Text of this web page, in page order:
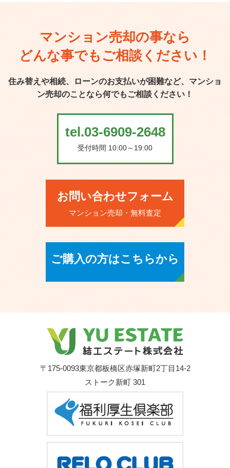
マンション売却の事なら
どんな事でもご相談ください！
住み替えや相続、ローンのお支払いが困難など、マンショ
ン売却のことなら何でもご相談ください！
tel.03-6909-2648
受付時間 10:00～19:00
お問い合わせフォーム
マンション売却・無料査定
ご購入の方はこちらから
〒175-0093東京都板橋区赤塚新町2丁目14-2
ストーク新町 301